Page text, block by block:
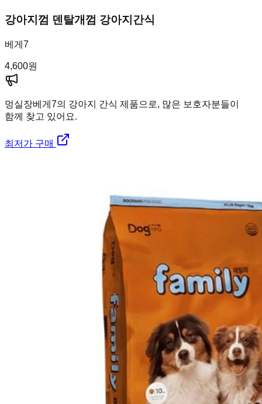
강아지껌 덴탈개껌 강아지간식
베게7
4,600원
멍실장베게7의 강아지 간식 제품으로, 많은 보호자분들이
함께 찾고 있어요.
최저가 구매